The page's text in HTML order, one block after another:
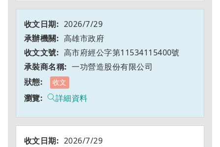
2026/7/29
高雄市政府
高市府經公字第11534115400號
一功營造股份有限公司
收文
詳細資料
2026/7/29